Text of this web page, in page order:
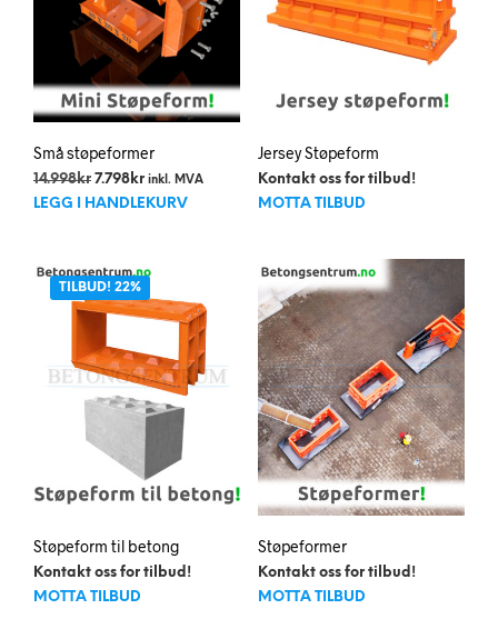
Små støpeformer
14.998kr Opprinnelig
pris
7.798 krNåværende
pris
inkl. MVA
LEGG I HANDLEKURV
Jersey Støpeform
Kontakt oss for tilbud!
MOTTA TILBUD
TILBUD! 22%
Støpeform til betong
Kontakt oss for tilbud!
MOTTA TILBUD
Støpeformer
Kontakt oss for tilbud!
MOTTA TILBUD